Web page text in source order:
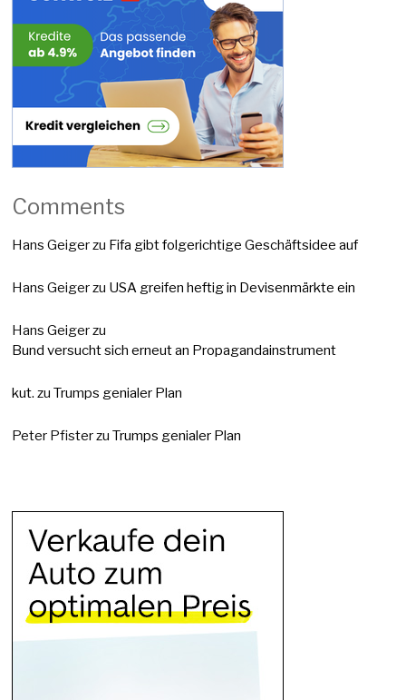
Comments
Hans Geigerzu Fifa gibt folgerichtige Geschäftsidee auf
Hans Geigerzu USA greifen heftig in Devisenmärkte ein
Hans Geigerzu
Bund versucht sich erneut an Propagandainstrument
kut. zuTrumps genialer Plan
Peter PfisterzuTrumps genialer Plan